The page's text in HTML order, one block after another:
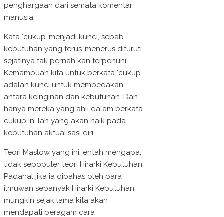
penghargaan dari semata komentar
manusia.
Kata ‘cukup’ menjadi kunci, sebab
kebutuhan yang terus-menerus dituruti
sejatinya tak pernah kan terpenuhi.
Kemampuan kita untuk berkata ‘cukup’
adalah kunci untuk membedakan
antara keinginan dan kebutuhan. Dan
hanya mereka yang ahli dalam berkata
cukup ini lah yang akan naik pada
kebutuhan aktualisasi diri.
Teori Maslow yang ini, entah mengapa,
tidak sepopuler teori Hirarki Kebutuhan.
Padahal jika ia dibahas oleh para
ilmuwan sebanyak Hirarki Kebutuhan,
mungkin sejak lama kita akan
mendapati beragam cara